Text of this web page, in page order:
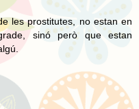
les prostitutes, no estan en
sinó però que estan